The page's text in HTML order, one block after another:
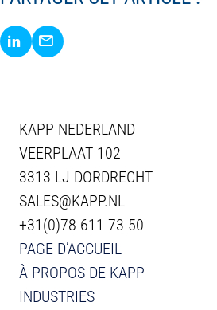
Share via LinkedIn
Share via E-Mail
KAPP NEDERLAND
VEERPLAAT 102
3313 LJ DORDRECHT
SALES@KAPP.NL
+31(0)78 611 73 50
PAGE D’ACCUEIL
À PROPOS DE KAPP
INDUSTRIES